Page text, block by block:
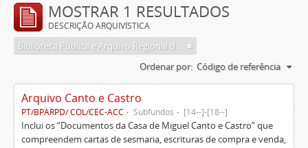
MOSTRAR 1 RESULTADOS
DESCRIÇÃO ARQUIVÍSTICA
Biblioteca Pública e Arquivo Regional de Ponta Delgada
Ordenar por: Código de referência
Arquivo Canto e Castro
PT/BPARPD/ COL/CEC-ACC Subfundos [14--]-[18--]
Inclui os “Documentos da Casa de Miguel Canto e Castro” que
compreendem cartas de sesmaria, escrituras de compra e venda,